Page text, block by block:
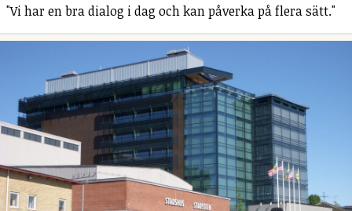
"Vi har en bra dialog i dag och kan påverka på flera sätt."